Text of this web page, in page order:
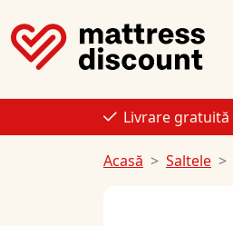
Livrare gratuită
Acasă Saltele